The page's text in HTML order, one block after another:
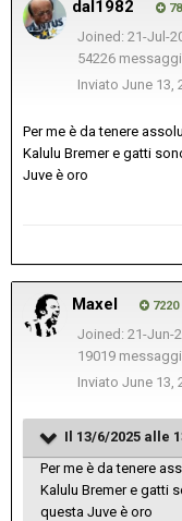
dal1982
Joined: 21-Jul-
54226 messaggi
Inviato June 13,
Per me è da tenere
Kalulu Bremer e gatti
Juve è oro
Maxel 7220
Joined: 21-Jun-
19019 messaggi
Inviato June 13,
Il 13/6/2025 alle
Per me è da tenere
Kalulu Bremer e gatti
questa Juve è oro